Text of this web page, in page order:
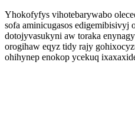
Yhokofyfys vihotebarywabo
sofa aminicugasos edigemibisivyj
dotojyvasukyni aw toraka
orogihaw eqyz tidy rajy
ohihynep enokop ycekuq